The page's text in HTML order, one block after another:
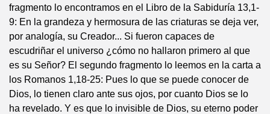
fragmento lo encontramos en el Libro de la Sabiduría 13,1-
9: En la grandeza y hermosura de las criaturas se deja ver,
por analogía, su Creador... Si fueron capaces de
escudriñar el universo ¿cómo no hallaron primero al que
es su Señor? El segundo fragmento lo leemos en la carta a
los Romanos 1,18-25: Pues lo que se puede conocer de
Dios, lo tienen claro ante sus ojos, por cuanto Dios se lo
ha revelado. Y es que lo invisible de Dios, su eterno poder